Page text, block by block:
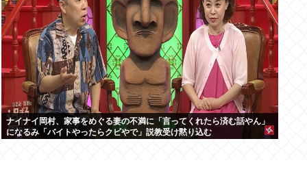
ナイナイ岡村、家事をめぐる妻の不満に「言ってくれたら済む話やん」
になるみ「バイトやったらクビやで」説教受け黙り込む